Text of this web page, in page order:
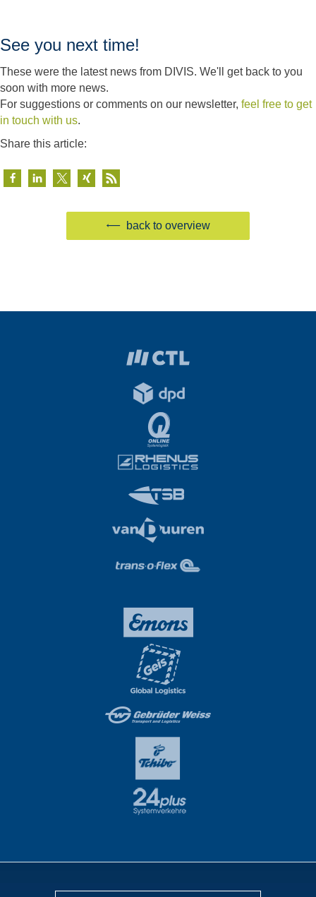
See you next time!
These were the latest news from DIVIS. We'll get back to you
soon with more news.
For suggestions or comments on our newsletter, feel free to get
in touch with us.
Share this article:
back to overview